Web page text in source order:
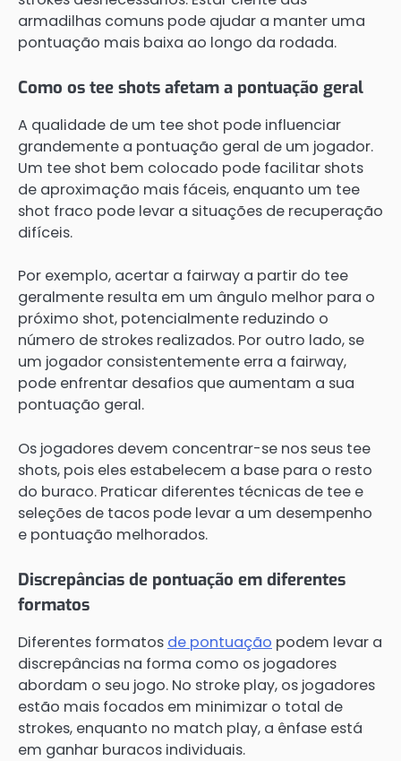
armadilhas comuns pode ajudar a manter uma
pontuação mais baixa ao longo da rodada.
Como os tee shots afetam a pontuação geral
A qualidade de um tee shot pode influenciar
grandemente a pontuação geral de um jogador.
Um tee shot bem colocado pode facilitar shots
de aproximação mais fáceis, enquanto um tee
shot fraco pode levar a situações de recuperação
difíceis.
Por exemplo, acertar a fairway a partir do tee
geralmente resulta em um ângulo melhor para o
próximo shot, potencialmente reduzindo o
número de strokes realizados. Por outro lado, se
um jogador consistentemente erra a fairway,
pode enfrentar desafios que aumentam a sua
pontuação geral.
Os jogadores devem concentrar-se nos seus tee
shots, pois eles estabelecem a base para o resto
do buraco. Praticar diferentes técnicas de tee e
seleções de tacos pode levar a um desempenho
e pontuação melhorados.
Discrepâncias de pontuação em diferentes
formatos
Diferentes formatos de pontuação podem levar a
discrepâncias na forma como os jogadores
abordam o seu jogo. No stroke play, os jogadores
estão mais focados em minimizar o total de
strokes, enquanto no match play, a ênfase está
em ganhar buracos individuais.